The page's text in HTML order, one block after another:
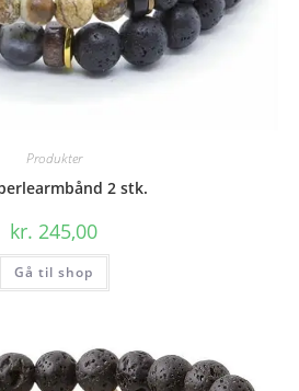
Produkter
2 stk.
kr. 245,00
Gå til shop